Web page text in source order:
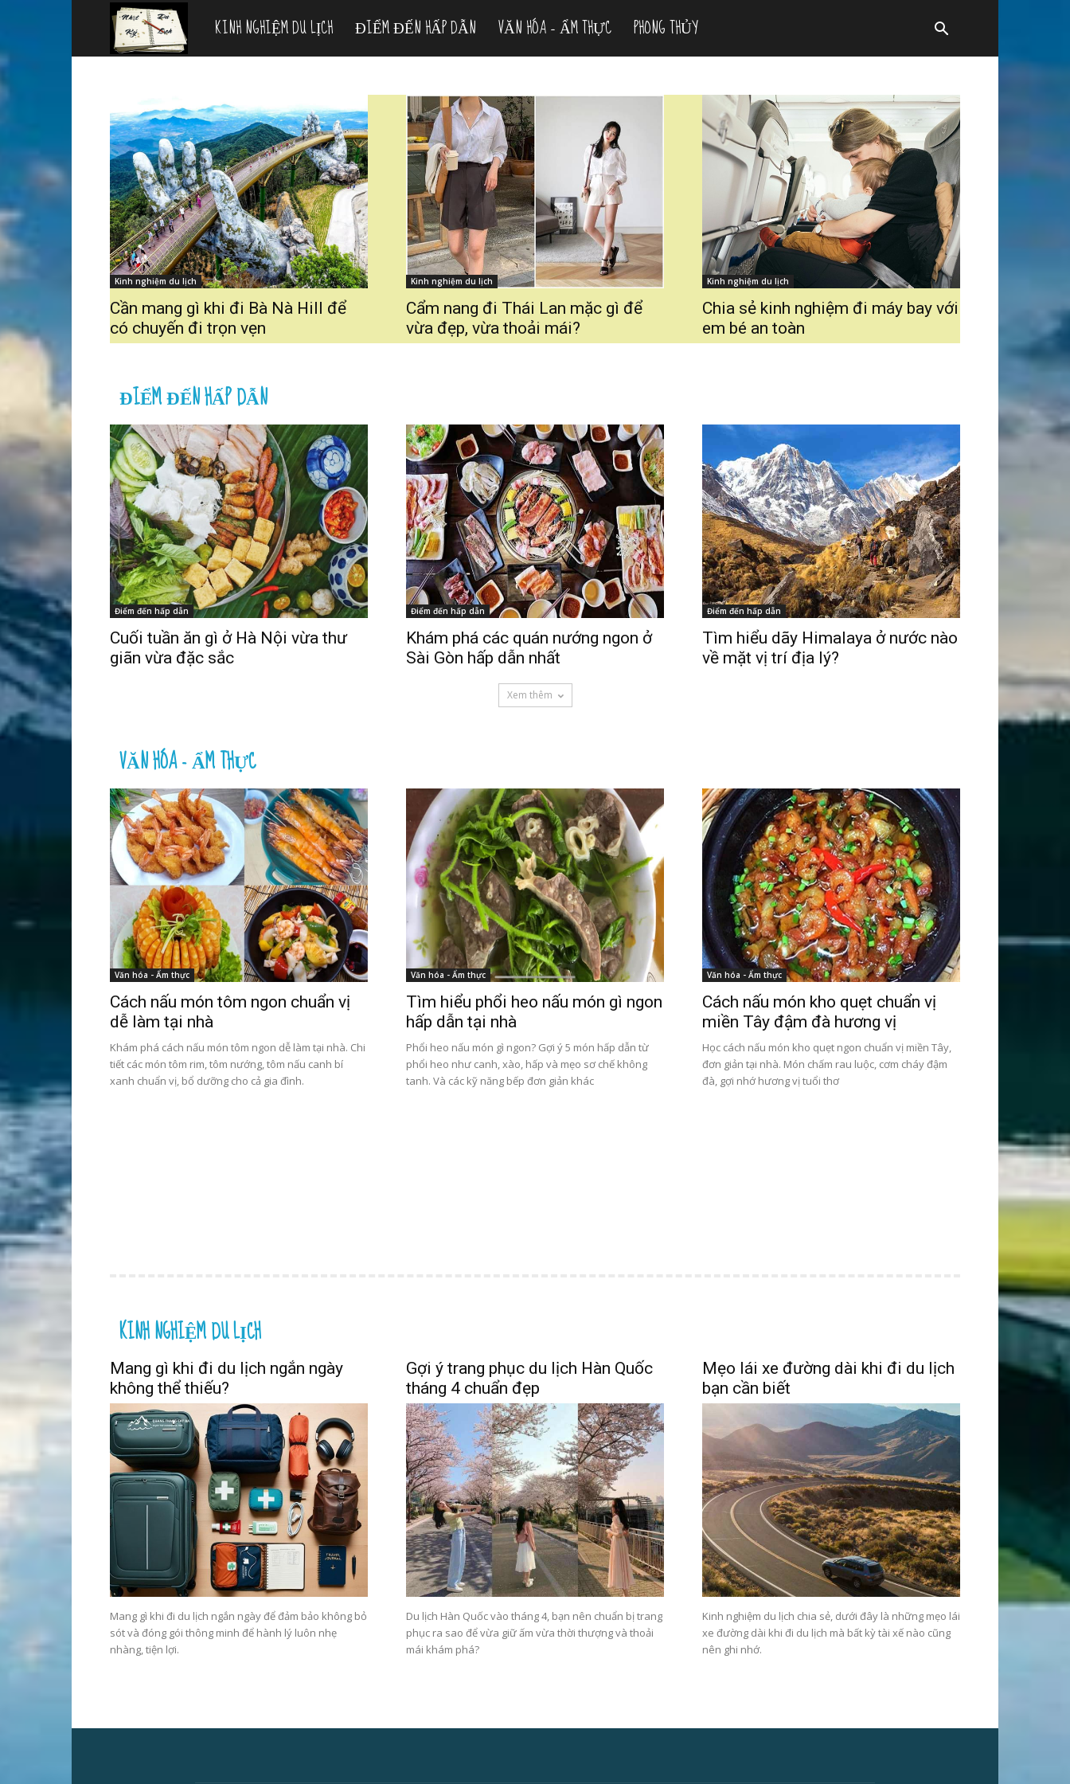
Nhật
du
lịch
KINH NGHIỆM DU LỊCH ĐIỂM ĐẾN HẤP DẪN VĂN HÓA – ẨM THỰC PHONG THỦY
Kinh nghiệm du lịch
Cần mang gì khi đi Bà Nà Hill để
có chuyến đi trọn vẹn
Kinh nghiệm du lịch
Cẩm nang đi Thái Lan mặc gì để
vừa đẹp, vừa thoải mái?
Kinh nghiệm du lịch
Chia sẻ kinh nghiệm đi máy bay với
em bé an toàn
ĐIỂM ĐẾN HẤP DẪN
Điểm đến hấp dẫn
Cuối tuần ăn gì ở Hà Nội vừa thư
giãn vừa đặc sắc
Điểm đến hấp dẫn
Khám phá các quán nướng ngon ở
Sài Gòn hấp dẫn nhất
Điểm đến hấp dẫn
Tìm hiểu dãy Himalaya ở nước nào
về mặt vị trí địa lý?
Xem thêm
VĂN HÓA - ẨM THỰC
Văn hóa - Ẩm thực
Cách nấu món tôm ngon chuẩn vị
dễ làm tại nhà
Khám phá cách nấu món tôm ngon dễ làm tại nhà. Chi
tiết các món tôm rim, tôm nướng, tôm nấu canh bí
xanh chuẩn vị, bổ dưỡng cho cả gia đình.
Văn hóa - Ẩm thực
Tìm hiểu phổi heo nấu món gì ngon
hấp dẫn tại nhà
Phổi heo nấu món gì ngon? Gợi ý 5 món hấp dẫn từ
phổi heo như canh, xào, hấp và mẹo sơ chế không
tanh. Và các kỹ năng bếp đơn giản khác
Văn hóa - Ẩm thực
Cách nấu món kho quẹt chuẩn vị
miền Tây đậm đà hương vị
Học cách nấu món kho quẹt ngon chuẩn vị miền Tây,
đơn giản tại nhà. Món chấm rau luộc, cơm cháy đậm
đà, gợi nhớ hương vị tuổi thơ
KINH NGHIỆM DU LỊCH
Mang gì khi đi du lịch ngắn ngày
không thể thiếu?
Mang gì khi đi du lịch ngắn ngày để đảm bảo không bỏ
sót và đóng gói thông minh để hành lý luôn nhẹ
nhàng, tiện lợi.
Gợi ý trang phục du lịch Hàn Quốc
tháng 4 chuẩn đẹp
Du lịch Hàn Quốc vào tháng 4, bạn nên chuẩn bị trang
phục ra sao để vừa giữ ấm vừa thời thượng và thoải
mái khám phá?
Mẹo lái xe đường dài khi đi du lịch
bạn cần biết
Kinh nghiệm du lịch chia sẻ, dưới đây là những mẹo lái
xe đường dài khi đi du lịch mà bất kỳ tài xế nào cũng
nên ghi nhớ.